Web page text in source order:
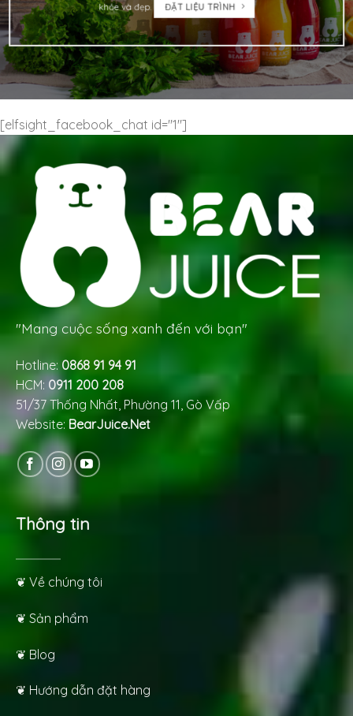
khỏe và đẹp.
ĐẶT LIỆU TRÌNH
[elfsight_facebook_chat id="1"]
"Mang cuộc sống xanh đến với bạn"
Hotline: 0868 91 94 91
HCM: 0911 200 208
51/37 Thống Nhất, Phường 11, Gò Vấp
Website: BearJuice.Net
Thông tin
❦ Về chúng tôi
❦ Sản phẩm
❦ Blog
❦ Hướng dẫn đặt hàng